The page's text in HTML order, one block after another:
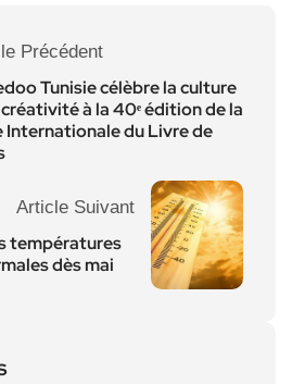
Précédent
Tunisie célèbre la culture
à la 40ᵉ édition de la
Internationale du Livre de
Article Suivant
températures
dès mai